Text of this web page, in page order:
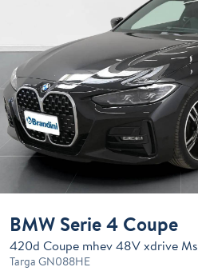
BMW Serie 4 Coupe
420d Coupe mhev 48V xdrive
Targa GN088HE